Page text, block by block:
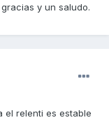
y un saludo.
el relenti es estable